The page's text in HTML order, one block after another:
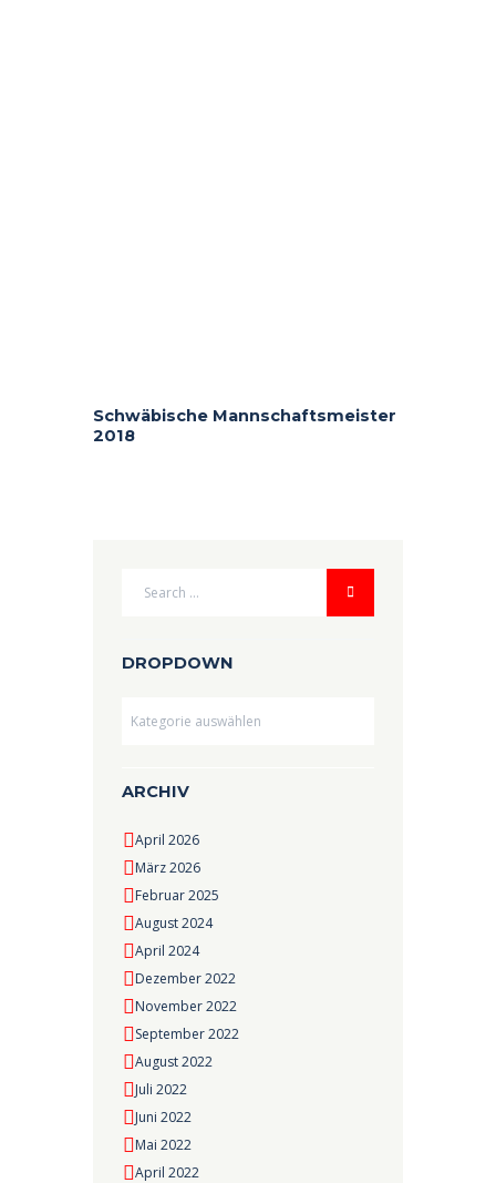
Schwäbische Mannschaftsmeister
2018
DROPDOWN
ARCHIV
April 2026
März 2026
Februar 2025
August 2024
April 2024
Dezember 2022
November 2022
September 2022
August 2022
Juli 2022
Juni 2022
Mai 2022
April 2022